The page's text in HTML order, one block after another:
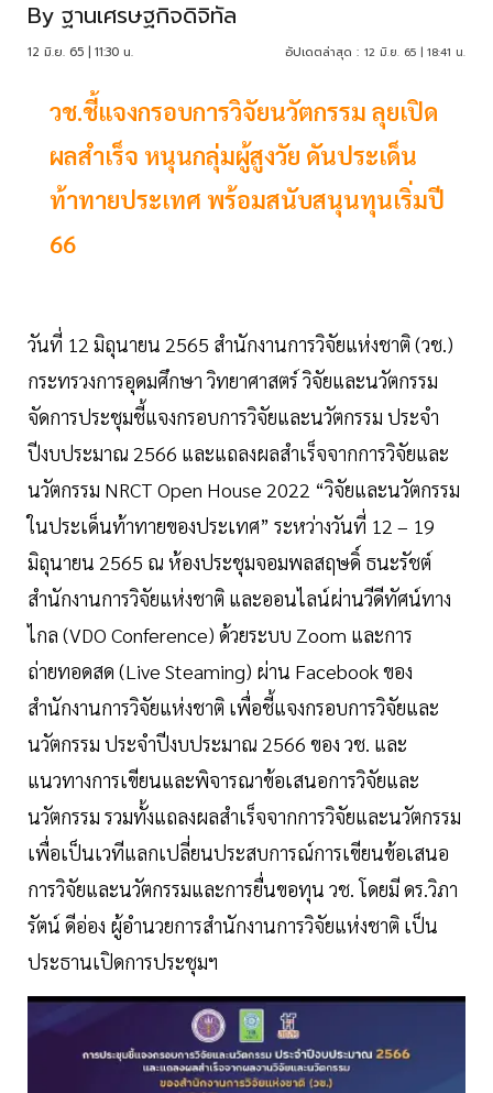
By ฐานเศรษฐกิจดิจิทัล
12 มิ.ย. 65 | 11:30 น. อัปเดตล่าสุด : 12 มิ.ย. 65 | 18:41 น.
วช.ชี้แจงกรอบการวิจัยนวัตกรรม ลุยเปิด
ผลสำเร็จ หนุนกลุ่มผู้สูงวัย ดันประเด็น
ท้าทายประเทศ พร้อมสนับสนุนทุนเริ่มปี
66
วันที่ 12 มิถุนายน 2565 สำนักงานการวิจัยแห่งชาติ (วช.)
กระทรวงการอุดมศึกษา วิทยาศาสตร์ วิจัยและนวัตกรรม
จัดการประชุมชี้แจงกรอบการวิจัยและนวัตกรรม ประจำ
ปีงบประมาณ 2566 และแถลงผลสำเร็จจากการวิจัยและ
นวัตกรรม NRCT Open House 2022 “วิจัยและนวัตกรรม
ในประเด็นท้าทายของประเทศ” ระหว่างวันที่ 12 – 19
มิถุนายน 2565 ณ ห้องประชุมจอมพลสฤษดิ์ ธนะรัชต์
สำนักงานการวิจัยแห่งชาติ และออนไลน์ผ่านวีดีทัศน์ทาง
ไกล (VDO Conference) ด้วยระบบ Zoom และการ
ถ่ายทอดสด (Live Steaming) ผ่าน Facebook ของ
สำนักงานการวิจัยแห่งชาติ เพื่อชี้แจงกรอบการวิจัยและ
นวัตกรรม ประจำปีงบประมาณ 2566 ของ วช. และ
แนวทางการเขียนและพิจารณาข้อเสนอการวิจัยและ
นวัตกรรม รวมทั้งแถลงผลสำเร็จจากการวิจัยและนวัตกรรม
เพื่อเป็นเวทีแลกเปลี่ยนประสบการณ์การเขียนข้อเสนอ
การวิจัยและนวัตกรรมและการยื่นขอทุน วช. โดยมี ดร.วิภา
รัตน์ ดีอ่อง ผู้อำนวยการสำนักงานการวิจัยแห่งชาติ เป็น
ประธานเปิดการประชุมฯ